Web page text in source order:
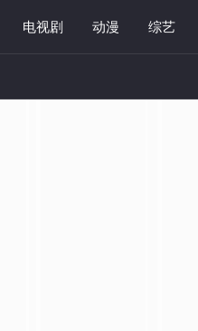
电视剧 动漫 综艺